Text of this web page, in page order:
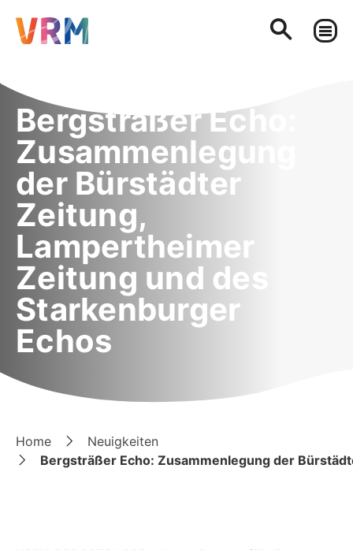
Bergsträßer Echo:
Zusammenlegung
der Bürstädter
Zeitung,
Lampertheimer
Zeitung und des
Starkenburger
Echos
Home
Neuigkeiten
Bergsträßer Echo: Zusammenlegung der